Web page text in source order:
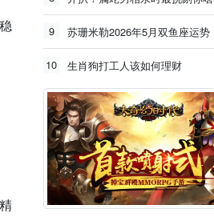
9 苏珊米勒2026年5月双鱼座运势
10 生肖狗打工人该如何理财